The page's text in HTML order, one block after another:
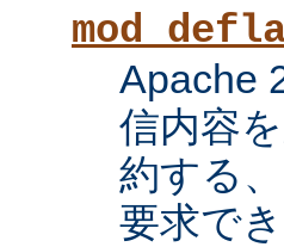
Apache
信内容
約する
要求で